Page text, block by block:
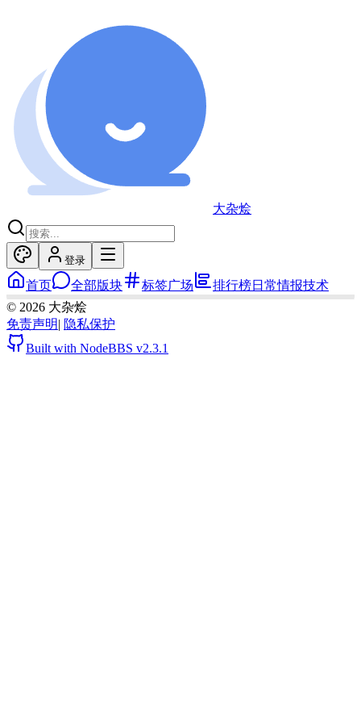
大杂烩
登录
首页 全部版块 标签广场 排行榜日常情报技术
© 2026 大杂烩
免责声明| 隐私保护
Built with NodeBBS v2.3.1